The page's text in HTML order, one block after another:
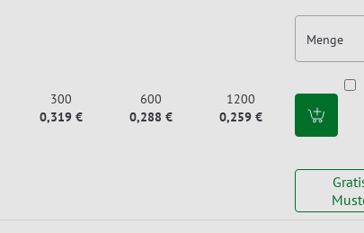
300
0,319 €
600
0,288 €
1200
0,259 €
Menge